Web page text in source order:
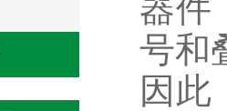
器件
号和
因此